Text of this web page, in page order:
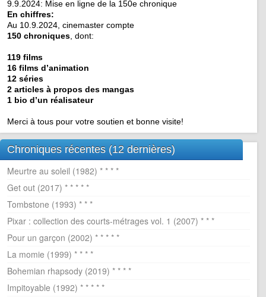
9.9.2024: Mise en ligne de la 150e chronique
En chiffres:
Au 10.9.2024, cinemaster compte
150 chroniques , dont:
119 films
16 films d’animation
12 séries
2 articles à propos des mangas
1 bio d’un réalisateur
Merci à tous pour votre soutien et bonne visite!
Chroniques récentes (12 dernières)
Meurtre au soleil (1982) * * * *
Get out (2017) * * * * *
Tombstone (1993) * * *
Pixar : collection des courts-métrages vol. 1 (2007) * * *
Pour un garçon (2002) * * * * *
La momie (1999) * * * *
Bohemian rhapsody (2019) * * * *
Impitoyable (1992) * * * * *